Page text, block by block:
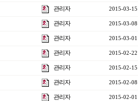
관리자 2015-03-15
관리자 2015-03-08
관리자 2015-03-01
관리자 2015-02-22
관리자 2015-02-15
관리자 2015-02-08
관리자 2015-02-01